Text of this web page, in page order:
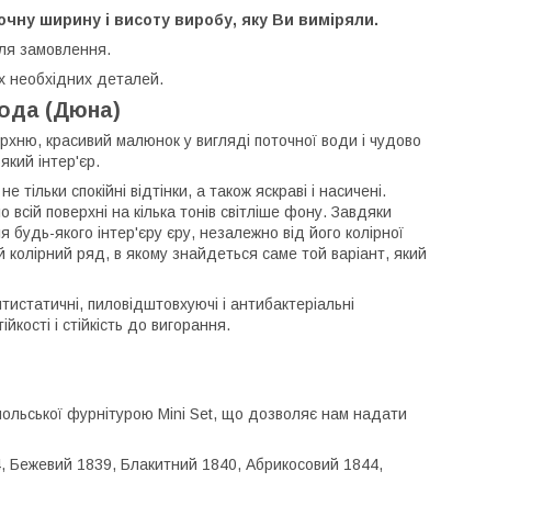
ширину і висоту виробу, яку Ви виміряли.
замовлення.
необхідних деталей.
(Дюна)
красивий малюнок у вигляді поточної води і чудово
інтер'єр.
спокійні відтінки, а також яскраві і насичені.
поверхні на кілька тонів світліше фону. Завдяки
якого інтер'єру єру, незалежно від його колірної
ряд, в якому знайдеться саме той варіант, який
пиловідштовхуючі і антибактеріальні
і стійкість до вигорання.
фурнітурою Mini Set, що дозволяє нам надати
Бежевий 1839, Блакитний 1840, Абрикосовий 1844,